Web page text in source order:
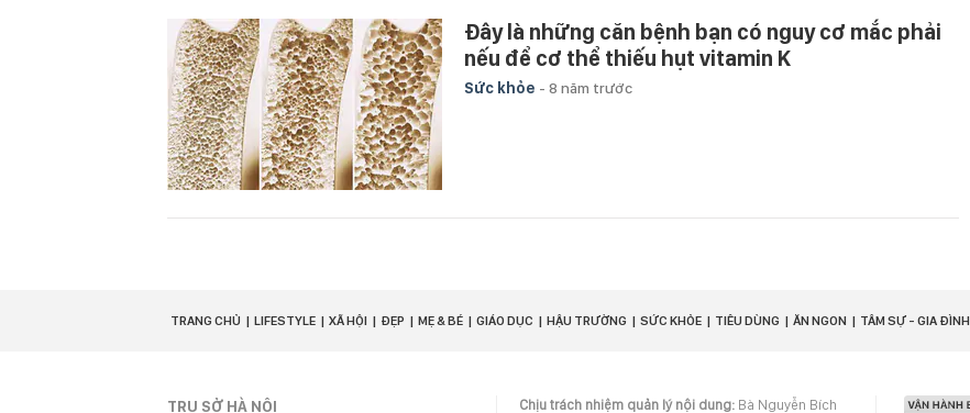
Đây là những căn bệnh bạn có nguy cơ mắc phải
nếu để cơ thể thiếu hụt vitamin K
Sức khỏe - 8 năm trước
TRANG CHỦ LIFESTYLE XÃ HỘI ĐẸP MẸ & BÉ GIÁO DỤC HẬU TRƯỜNG SỨC KHỎE TIÊU DÙNG ĂN NGON TÂM SỰ - GIA ĐÌNH
TRỤ SỞ HÀ NỘI Chịu trách nhiệm quản lý nội dung: Bà Nguyễn Bích